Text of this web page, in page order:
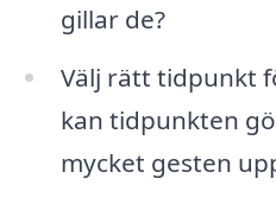
gillar de?
Välj rätt tidpunkt
kan tidpunkten
mycket gesten